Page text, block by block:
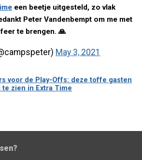
een beetje uitgesteld, zo vlak
Peter Vandenbempt om me met
te brengen. 🙏
May 3, 2021
voor de Play-Offs: deze toffe gasten
te zien in Extra Time